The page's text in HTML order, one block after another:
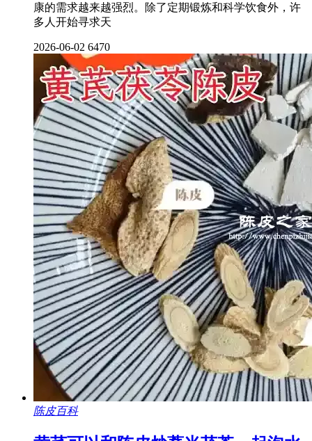
康的需求越来越强烈。除了定期锻炼和科学饮食外，许
多人开始寻求天
2026-06-02 6470
陈皮百科